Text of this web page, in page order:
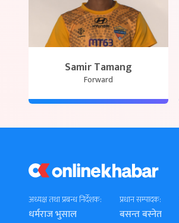
Samir Tamang
Forward
अध्यक्ष तथा प्रबन्ध निर्देशक:
धर्मराज भुसाल
प्रधान सम्पादक:
बसन्त बस्नेत